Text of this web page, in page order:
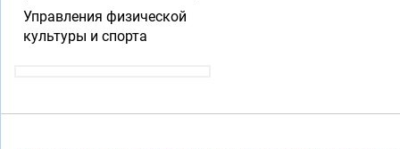
Управления физической
культуры и спорта